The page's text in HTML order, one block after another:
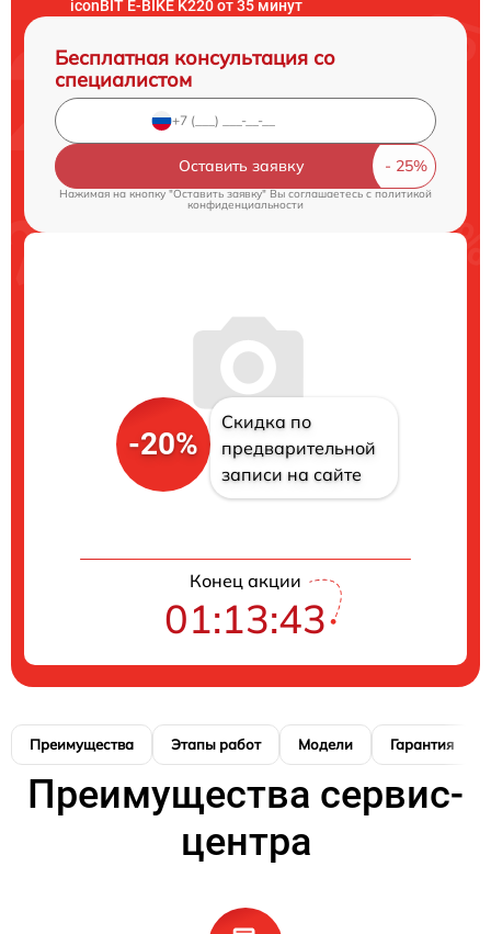
iconBIT E-BIKE K220 от 35 минут
Бесплатная консультация со
специалистом
Оставить заявку
Нажимая на кнопку "Оставить заявку" Вы соглашаетесь cполитикой
конфиденциальности
-20%
Скидка по
предварительной
записи на сайте
Конец акции
01:13:42
Преимущества Этапы работ Модели Гарантия
Преимущества сервис-
центра